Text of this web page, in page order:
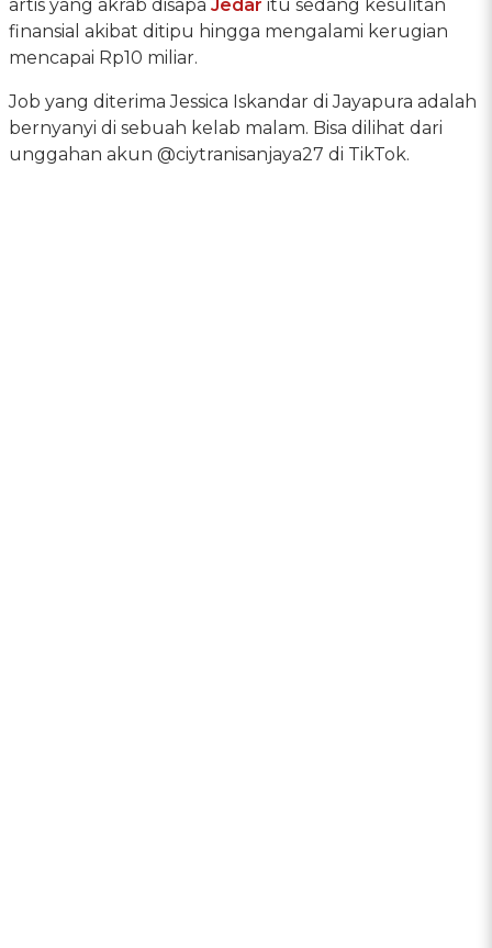
artis yang akrab disapa Jedar itu sedang kesulitan
finansial akibat ditipu hingga mengalami kerugian
mencapai Rp10 miliar.
Job yang diterima Jessica Iskandar di Jayapura adalah
bernyanyi di sebuah kelab malam. Bisa dilihat dari
unggahan akun @ciytranisanjaya27 di TikTok.